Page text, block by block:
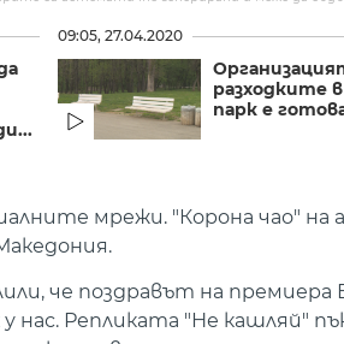
09:05, 27.04.2020
разходките
парк е
мрежи. "Корона чао" на
че поздравът на премиера
нас. Репликата "Не кашляй"